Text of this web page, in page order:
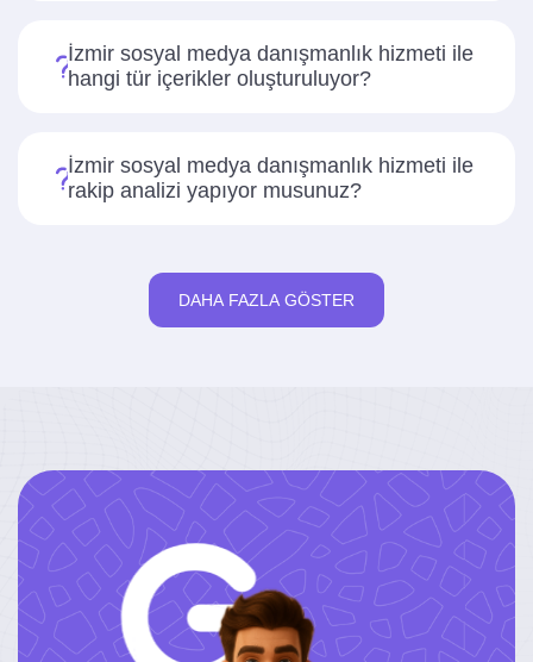
İzmir sosyal medya danışmanlık hizmeti ile
hangi tür içerikler oluşturuluyor?
İzmir sosyal medya danışmanlık hizmeti ile
rakip analizi yapıyor musunuz?
DAHA FAZLA GÖSTER